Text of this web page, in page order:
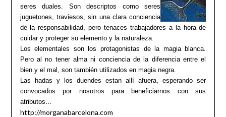
seres duales. Son descriptos como seres
juguetones, traviesos, sin una clara conciencia
de la responsabilidad, pero tenaces trabajadores a la hora de
cuidar y proteger su elemento y la naturaleza.
Los elementales son los protagonistas de la magia blanca.
Pero al no tener alma ni conciencia de la diferencia entre el
bien y el mal, son también utilizados en magia negra.
Las hadas y los duendes estan allí afuera, esperando ser
convocados por nosotros para beneficiarnos con sus
atributos…
http://morganabarcelona.com